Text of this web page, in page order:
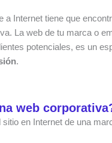
a Internet tiene que
La web de tu marca o
potenciales, es un
.
web
en Internet de una